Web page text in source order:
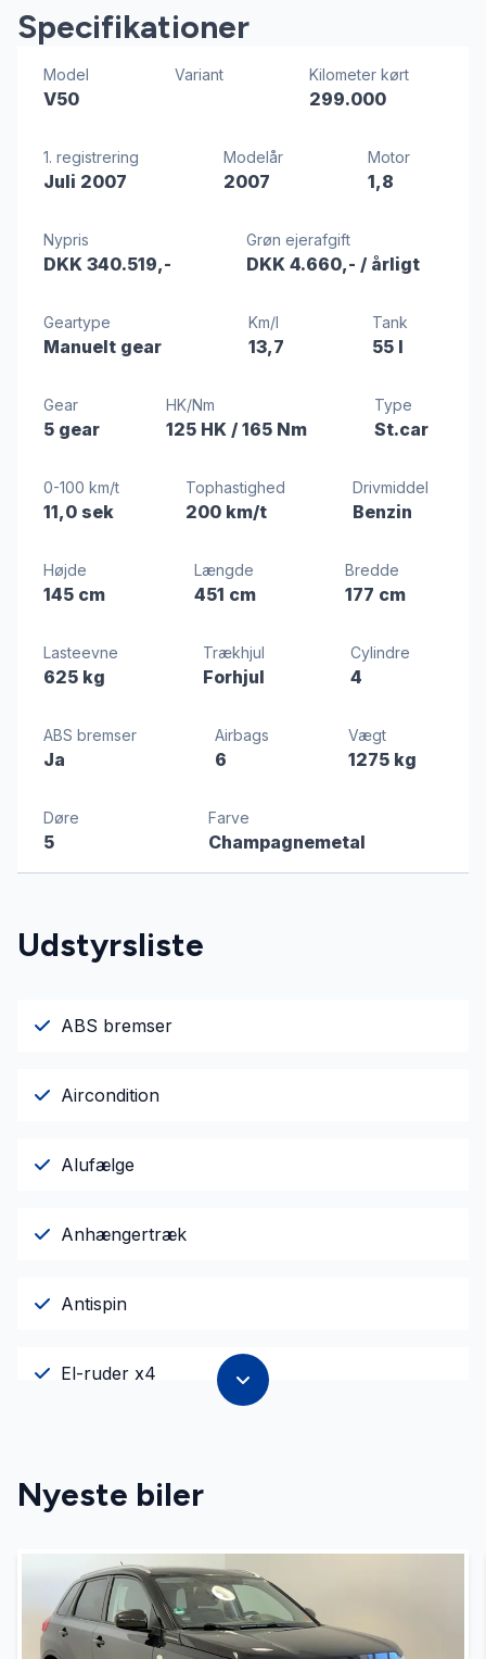
Specifikationer
Model
V50
Variant Kilometer kørt
299.000
1. registrering
Juli 2007
Modelår
2007
Motor
1,8
Nypris
DKK 340.519,-
Grøn ejerafgift
DKK 4.660,- / årligt
Geartype
Manuelt gear
Km/l
13,7
Tank
55 l
Gear
5 gear
HK/Nm
125 HK/ 165 Nm
Type
St.car
0-100 km/t
11,0 sek
Tophastighed
200 km/t
Drivmiddel
Benzin
Højde
145 cm
Længde
451 cm
Bredde
177 cm
Lasteevne
625 kg
Trækhjul
Forhjul
Cylindre
4
ABS bremser
Ja
Airbags
6
Vægt
1275 kg
Døre
5
Farve
Champagnemetal
Udstyrsliste
ABS bremser
Aircondition
Alufælge
Anhængertræk
Antispin
El-ruder x4
Fartpilot
Fjernbetjent centrallås
Højdejusterbart førersæde
Nyeste biler